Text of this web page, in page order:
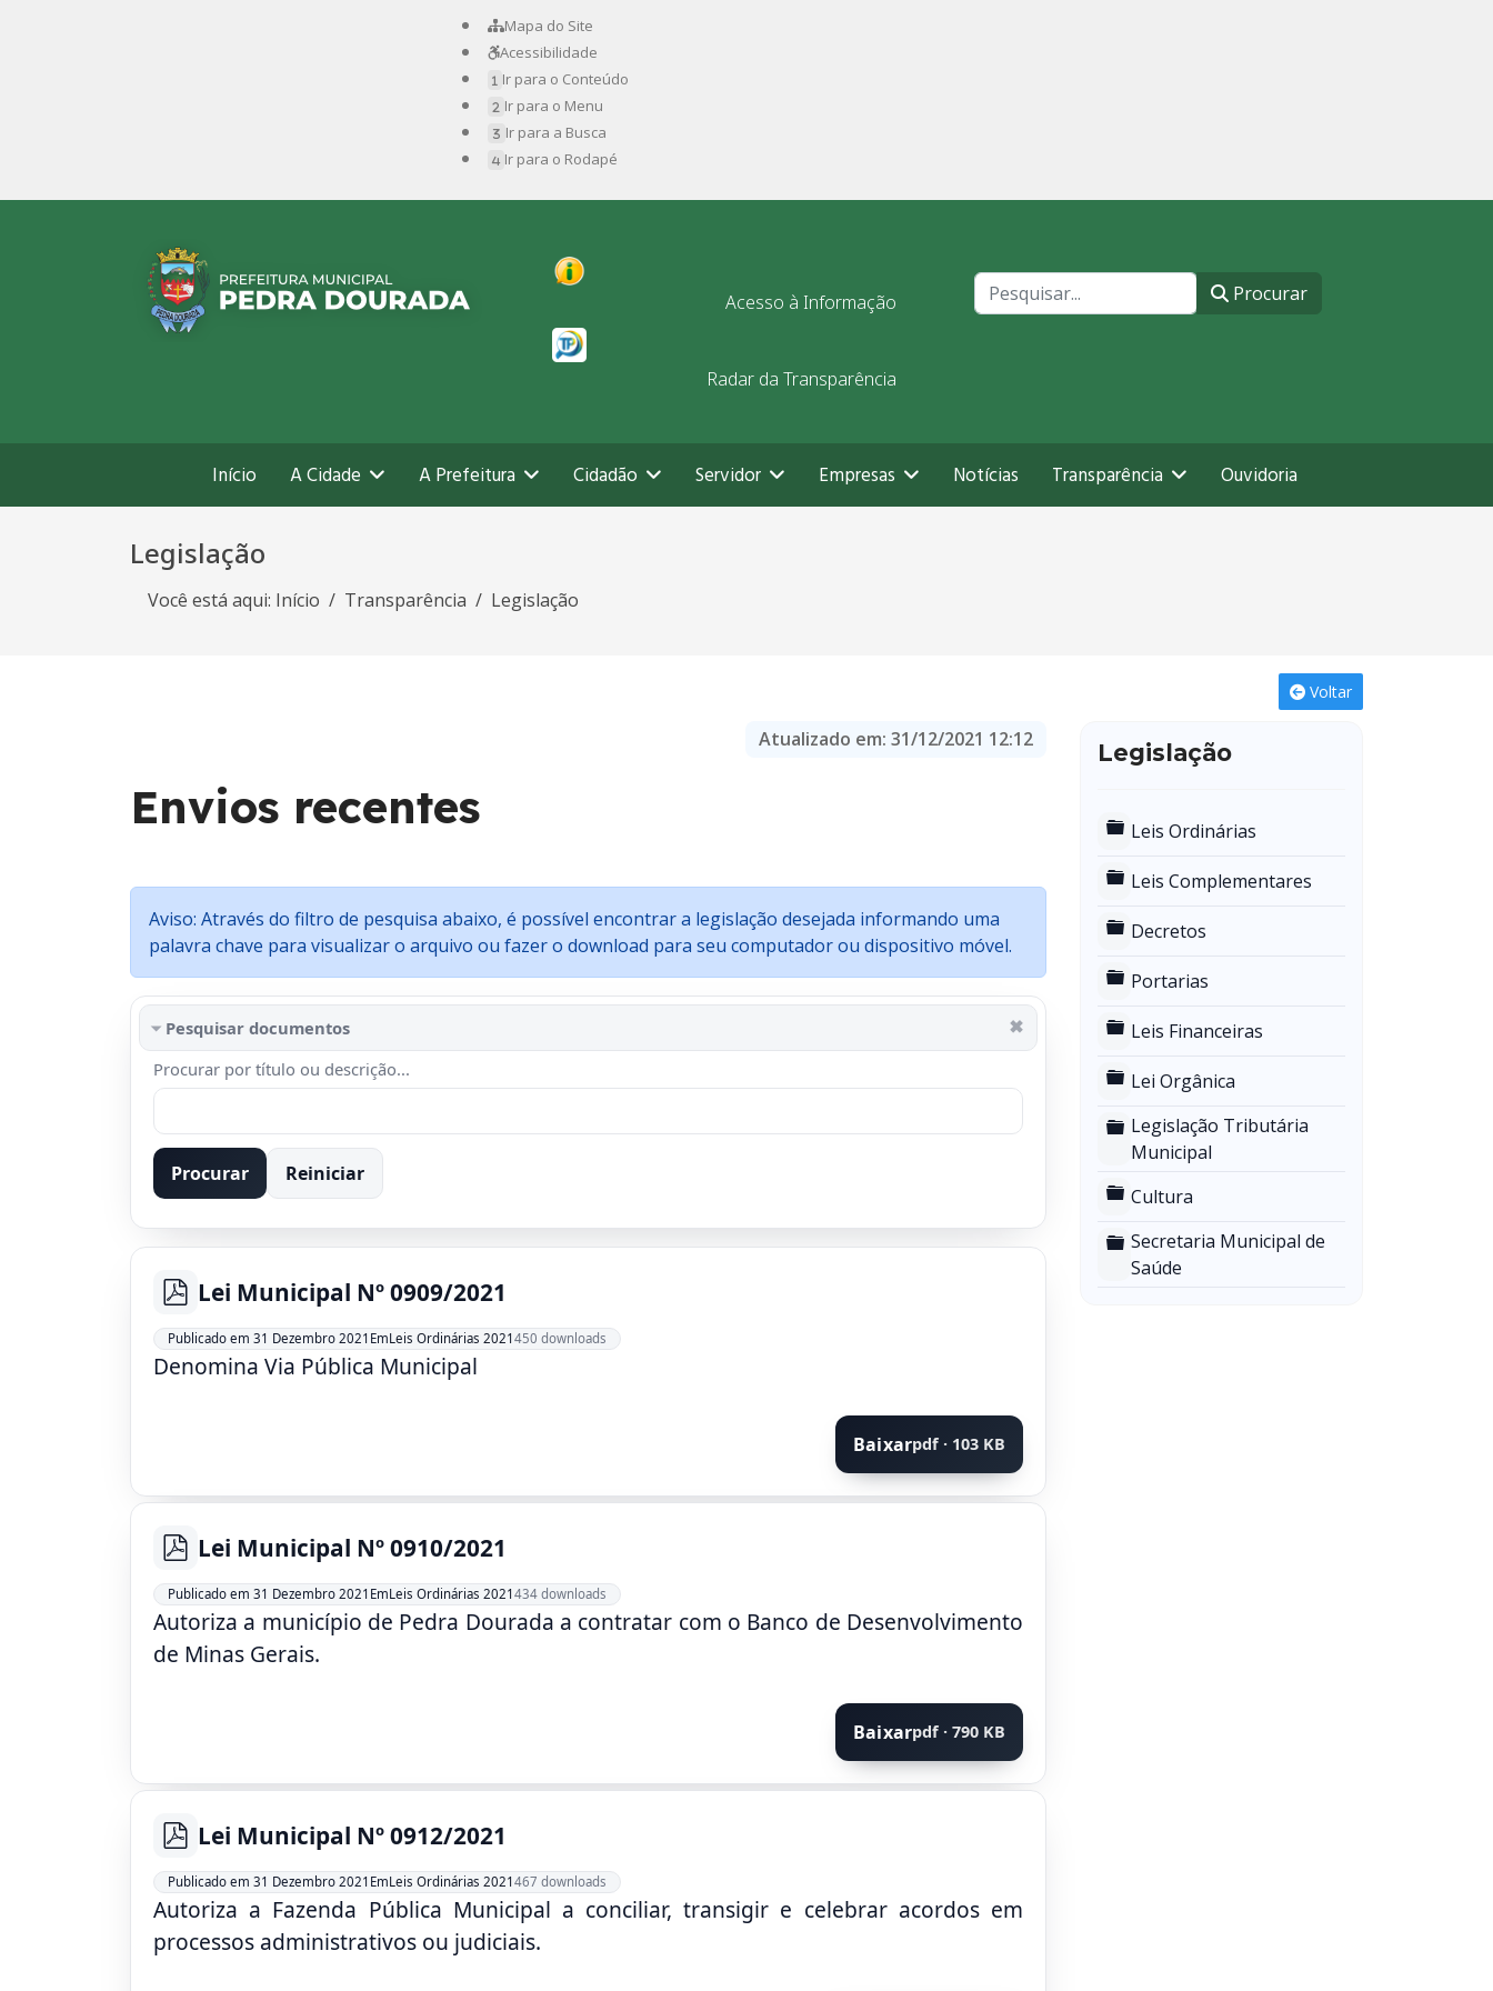
Mapa do Site
Acessibilidade
Ir para o Conteúdo
Ir para o Menu
Ir para a Busca
Ir para o Rodapé
Acesso à Informação
Radar da Transparência
Procurar
Início A Cidade A Prefeitura Cidadão Servidor Empresas Notícias Transparência Ouvidoria
Legislação
Você está aqui: Início Transparência Legislação
Voltar
Atualizado em: 31/12/2021 12:12
Envios recentes
Aviso: Através do filtro de pesquisa abaixo, é possível encontrar a legislação desejada informando uma
palavra chave para visualizar o arquivo ou fazer o download para seu computador ou dispositivo móvel.
Pesquisar documentos
Procurar por título ou descrição...
Procurar Reiniciar
pdf
Lei Municipal Nº 0909/2021
Publicado em 31 Dezembro 2021 EmLeis Ordinárias 2021 450 downloads
Denomina Via Pública Municipal
Baixarpdf · 103 KB
pdf
Lei Municipal Nº 0910/2021
Publicado em 31 Dezembro 2021 EmLeis Ordinárias 2021 434 downloads
Autoriza a município de Pedra Dourada a contratar com o Banco de Desenvolvimento
de Minas Gerais.
Baixarpdf · 790 KB
pdf
Lei Municipal Nº 0912/2021
Publicado em 31 Dezembro 2021 EmLeis Ordinárias 2021 467 downloads
Autoriza a Fazenda Pública Municipal a conciliar, transigir e celebrar acordos em
processos administrativos ou judiciais.
Legislação
Pasta
Leis Ordinárias
Pasta
Leis Complementares
Pasta
Decretos
Pasta
Portarias
Pasta
Leis Financeiras
Pasta
Lei Orgânica
Pasta
Legislação Tributária
Municipal
Pasta
Cultura
Pasta
Secretaria Municipal de
Saúde